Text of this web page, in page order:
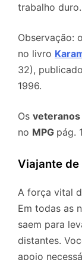
trabalho duro.
Observação: o
no livro
32),
1996.
Os veteranos
no MPG pág.
Viajante de
A força vital
Em todas as
saem para
distantes.
apoio